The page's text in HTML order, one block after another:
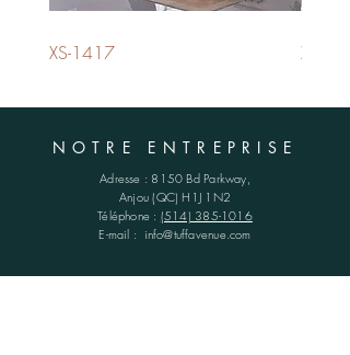
XS-1417 XS-
NOTRE ENTREPRISE
Adresse : 8150 Bd Parkway,
Anjou (QC)H1J 1N2
Téléphone : (514) 385-1016
E-mail : info@tuffavenue.com